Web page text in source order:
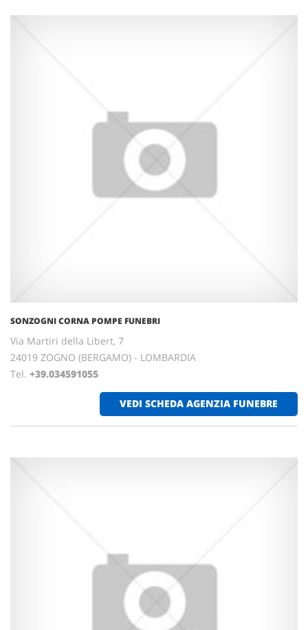
SONZOGNI CORNA POMPE FUNEBRI
Via Martiri della Libert, 7
24019 ZOGNO (BERGAMO) - LOMBARDIA
Tel. +39.034591055
VEDI SCHEDA AGENZIA FUNEBRE